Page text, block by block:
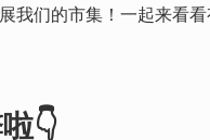
我们的市集！一起来看
👇